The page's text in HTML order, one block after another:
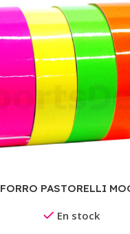
FORRO PASTORELLI
En stock